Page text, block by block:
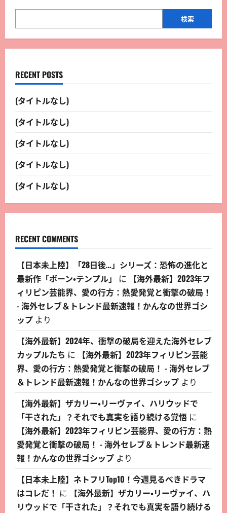
検索
RECENT POSTS
(タイトルなし)
(タイトルなし)
(タイトルなし)
(タイトルなし)
(タイトルなし)
RECENT COMMENTS
【日本未上陸】「28日後…」シリーズ：恐怖の進化と
最新作「ボーン・テンプル」
に
【海外最新】2023年フ
ィリピン芸能界、愛の行方：熱愛発覚と衝撃の破局！
- 海外セレブ＆トレンド最新速報！かんなの世界ゴシ
ップ より
【海外最新】2024年、衝撃の破局を迎えた海外セレブ
カップルたち に
【海外最新】2023年フィリピン芸能
界、愛の行方：熱愛発覚と衝撃の破局！ - 海外セレブ
＆トレンド最新速報！かんなの世界ゴシップ より
【海外最新】ザカリー・リーヴァイ、ハリウッドで
「干された」？それでも真実を語り続ける覚悟 に
【海外最新】2023年フィリピン芸能界、愛の行方：熱
愛発覚と衝撃の破局！ - 海外セレブ＆トレンド最新速
報！かんなの世界ゴシップ より
【日本未上陸】ネトフリTop10！今週見るべきドラマ
はコレだ！ に
【海外最新】ザカリー・リーヴァイ、ハ
リウッドで「干された」？それでも真実を語り続ける